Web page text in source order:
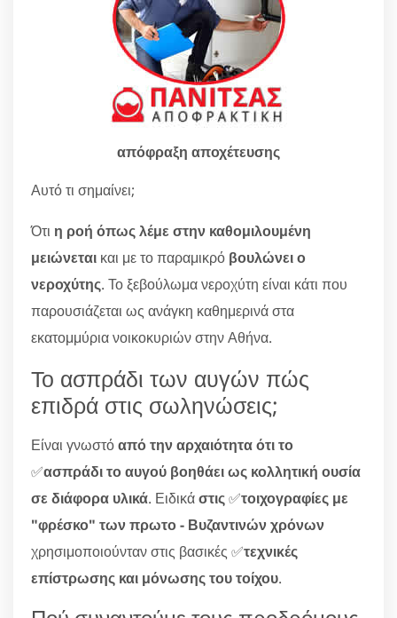
απόφραξη αποχέτευσης
Αυτό τι σημαίνει;
Ότι η ροή όπως λέμε στην καθομιλουμένη
μειώνεται και με το παραμικρό βουλώνει ο
νεροχύτης. Το ξεβούλωμα νεροχύτη είναι κάτι που
παρουσιάζεται ως ανάγκη καθημερινά στα
εκατομμύρια νοικοκυριών στην Αθήνα.
Το ασπράδι των αυγών πώς
επιδρά στις σωληνώσεις;
Είναι γνωστόαπό την αρχαιότητα ότι το
✅ασπράδι το αυγού βοηθάει ως κολλητική ουσία
σε διάφορα υλικά. Ειδικάστις✅τοιχογραφίες με
"φρέσκο" των πρωτο - Βυζαντινών χρόνων
χρησιμοποιούνταν στις βασικές ✅τεχνικές
επίστρωσης και μόνωσης του τοίχου.